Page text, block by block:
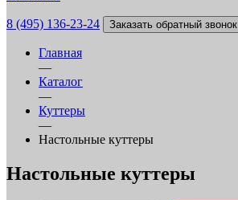
8 (495) 136-23-24 Заказать обратный звонок
Главная
—
Каталог
—
Куттеры
—
Настольные куттеры
Настольные куттеры